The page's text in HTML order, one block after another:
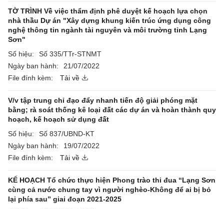
TỜ TRÌNH Về việc thẩm định phê duyệt kế hoạch lựa chọn
nhà thầu Dự án "Xây dựng khung kiến trúc ứng dụng công
nghệ thông tin ngành tài nguyên và môi trường tỉnh Lạng
Sơn"
Số hiệu:
Số 335/TTr-STNMT
Ngày ban hành:
21/07/2022
File đính kèm:
Tải về
V/v tập trung chỉ đạo đẩy nhanh tiến độ giải phóng mặt
bằng; rà soát thống kê loại đất các dự án và hoàn thành quy
hoạch, kế hoạch sử dụng đất
Số hiệu:
Số 837/UBND-KT
Ngày ban hành:
19/07/2022
File đính kèm:
Tải về
KẾ HOẠCH Tổ chức thực hiện Phong trào thi đua “Lạng Sơn
cùng cả nước chung tay vì người nghèo-Không để ai bị bỏ
lại phía sau” giai đoạn 2021-2025